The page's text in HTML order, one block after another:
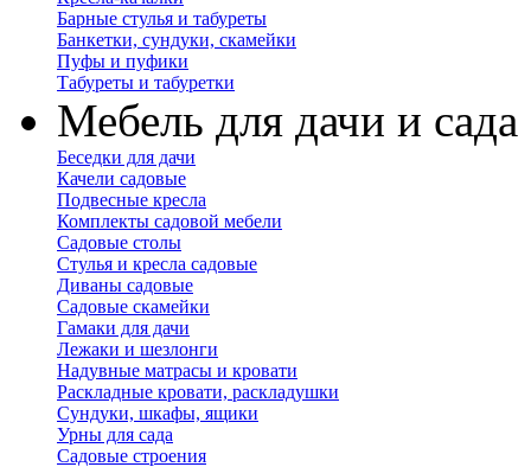
Барные стулья и табуреты
Банкетки, сундуки, скамейки
Пуфы и пуфики
Табуреты и табуретки
Мебель для дачи и сада
Беседки для дачи
Качели садовые
Подвесные кресла
Комплекты садовой мебели
Садовые столы
Стулья и кресла садовые
Диваны садовые
Садовые скамейки
Гамаки для дачи
Лежаки и шезлонги
Надувные матрасы и кровати
Раскладные кровати, раскладушки
Сундуки, шкафы, ящики
Урны для сада
Садовые строения